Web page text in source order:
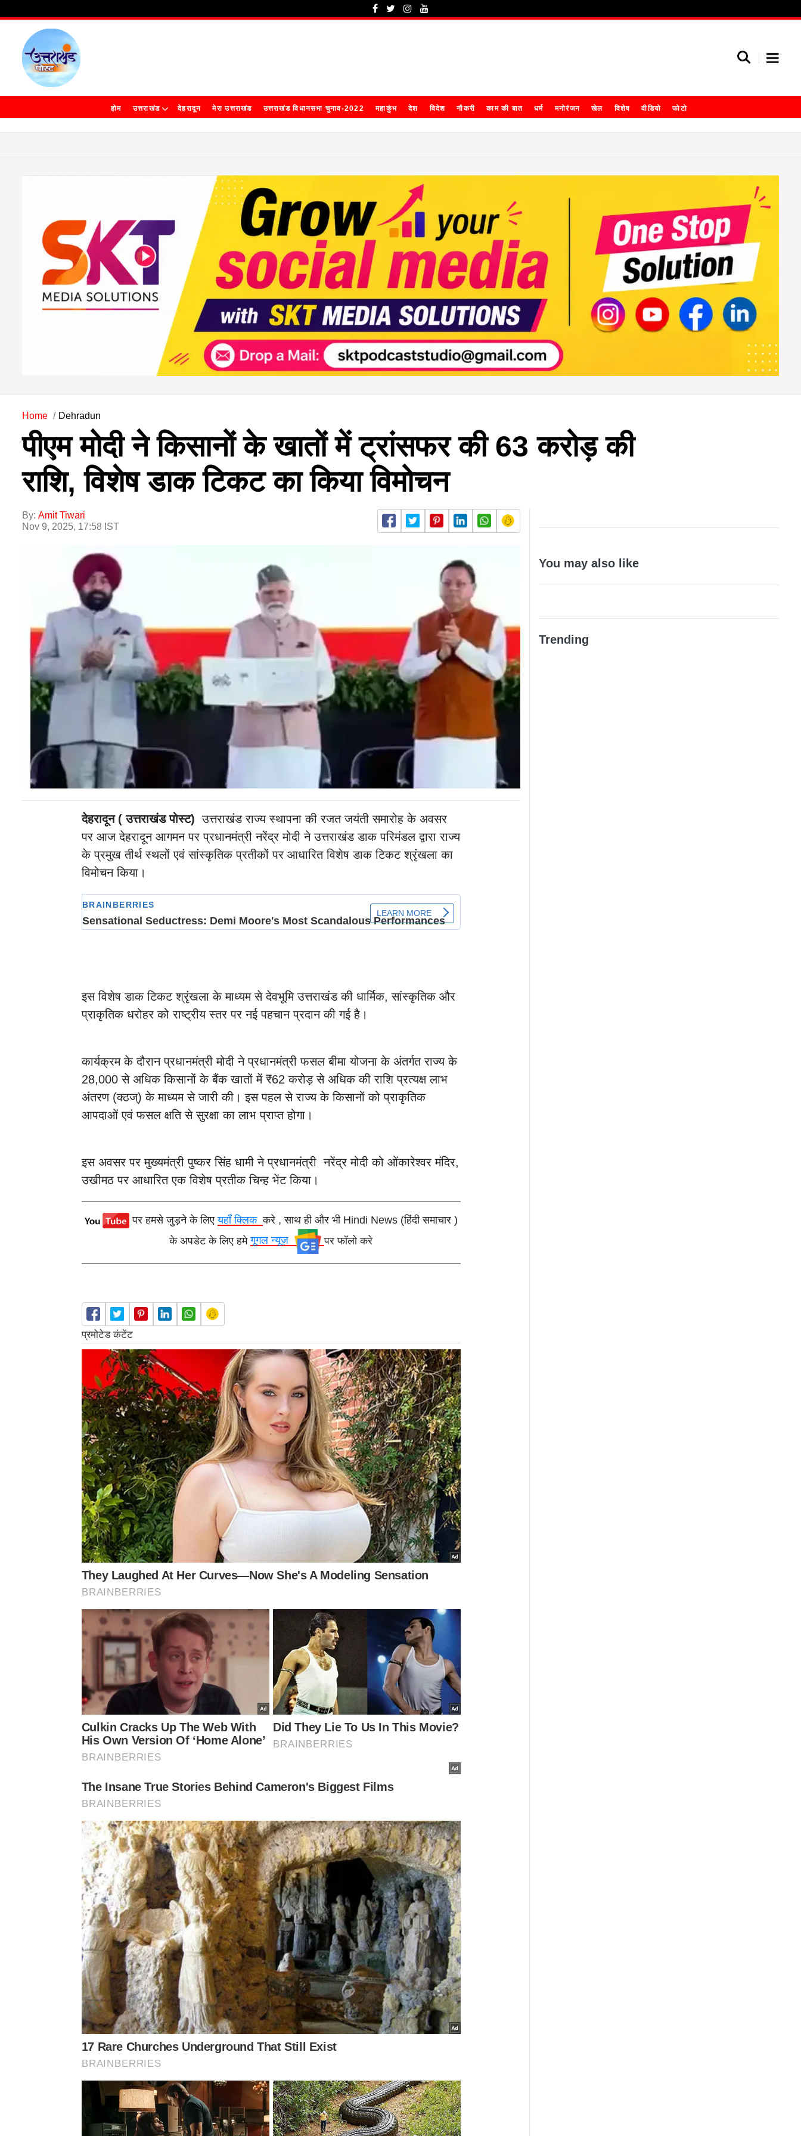
होम उत्तराखंड देहरादून मेरा उत्तराखंड उत्तराखंड विधानसभा चुनाव-2022 महाकुंभ देश विदेश नौकरी काम की बात धर्म मनोरंजन खेल विशेष वीडियो फोटो
Home Dehradun
पीएम मोदी ने किसानों के खातों में ट्रांसफर की 63 करोड़ की
राशि, विशेष डाक टिकट का किया विमोचन
By: Amit Tiwari
Nov 9, 2025, 17:58 IST
देहरादून ( उत्तराखंड पोस्ट) उत्तराखंड राज्य स्थापना की रजत जयंती समारोह के अवसर
पर आज देहरादून आगमन पर प्रधानमंत्री नरेंद्र मोदी ने उत्तराखंड डाक परिमंडल द्वारा राज्य
के प्रमुख तीर्थ स्थलों एवं सांस्कृतिक प्रतीकों पर आधारित विशेष डाक टिकट श्रृंखला का
विमोचन किया।
इस विशेष डाक टिकट श्रृंखला के माध्यम से देवभूमि उत्तराखंड की धार्मिक, सांस्कृतिक और
प्राकृतिक धरोहर को राष्ट्रीय स्तर पर नई पहचान प्रदान की गई है।
कार्यक्रम के दौरान प्रधानमंत्री मोदी ने प्रधानमंत्री फसल बीमा योजना के अंतर्गत राज्य के
28,000 से अधिक किसानों के बैंक खातों में ₹62 करोड़ से अधिक की राशि प्रत्यक्ष लाभ
अंतरण (क्ठज्) के माध्यम से जारी की। इस पहल से राज्य के किसानों को प्राकृतिक
आपदाओं एवं फसल क्षति से सुरक्षा का लाभ प्राप्त होगा।
इस अवसर पर मुख्यमंत्री पुष्कर सिंह धामी ने प्रधानमंत्री नरेंद्र मोदी को ओंकारेश्वर मंदिर,
उखीमठ पर आधारित एक विशेष प्रतीक चिन्ह भेंट किया।
पर हमसे जुड़ने के लिएयहाँ क्लिककरे , साथ ही और भी Hindi News (हिंदी समाचार )
के अपडेट के लिए हमेगूगल न्यूज़ पर फॉलो करे
You may also like
Trending